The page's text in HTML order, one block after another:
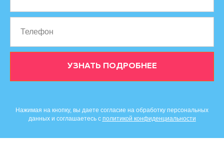
УЗНАТЬ ПОДРОБНЕЕ
Нажимая на кнопку, вы даете согласие на обработку персональных
данных и соглашаетесь c политикой конфиденциальности